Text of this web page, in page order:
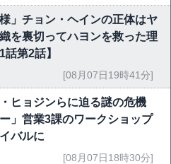
様」チョン・ヘインの正体はヤ
を裏切ってハヨンを救った理
第2話】
[08月07日19時41分]
ヒョジンらに迫る謎の危機
ー」営業3課のワークショップ
バルに
[08月07日18時30分]